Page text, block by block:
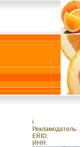
i
Рекламодатель:
ERID:
ИНН: